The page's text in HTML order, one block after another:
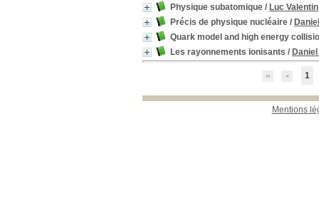
Physique subatomique / Luc Valentin
Précis de physique nucléaire /
Quark model and high energy
Les rayonnements ionisants /
1
Mentions